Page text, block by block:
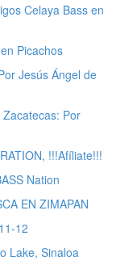
Celaya Bass en
Picachos
Jesús Ángel de
Por
!!!Afíliate!!!
Nation
EN ZIMAPAN
12
Lake, Sinaloa